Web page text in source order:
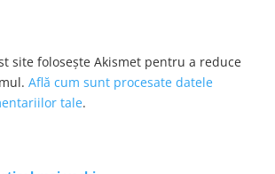
site folosește Akismet pentru a reduce
Află cum sunt procesate datele
tale.